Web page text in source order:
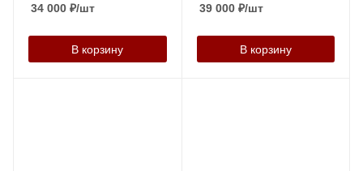
34 000 ₽/шт
В корзину
39 000₽/шт
В корзину